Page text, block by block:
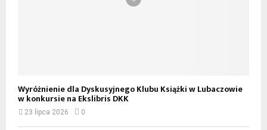
Wyróżnienie dla Dyskusyjnego Klubu Książki w Lubaczowie
w konkursie na Ekslibris DKK
23 lipca 2026 0